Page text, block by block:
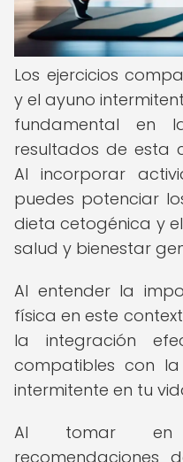
Los ejercicios
y el ayuno
fundamental en
resultados de esta
Al incorporar
puedes potenciar
dieta cetogénica y
salud y bienestar
Al entender la
física en este
la integración
compatibles con
intermitente en tu
Al tomar en
recomendaciones